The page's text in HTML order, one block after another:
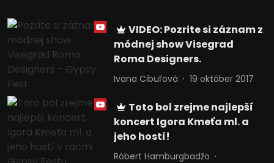
VIDEO: Pozrite si záznam z
módnej show Visegrad
Roma Designers.
Ivana Cibuľová 19 október 2017
Toto bol zrejme najlepší
koncert Igora Kmeťa ml. a
jeho hostí!
Róbert Hamburgbadžo